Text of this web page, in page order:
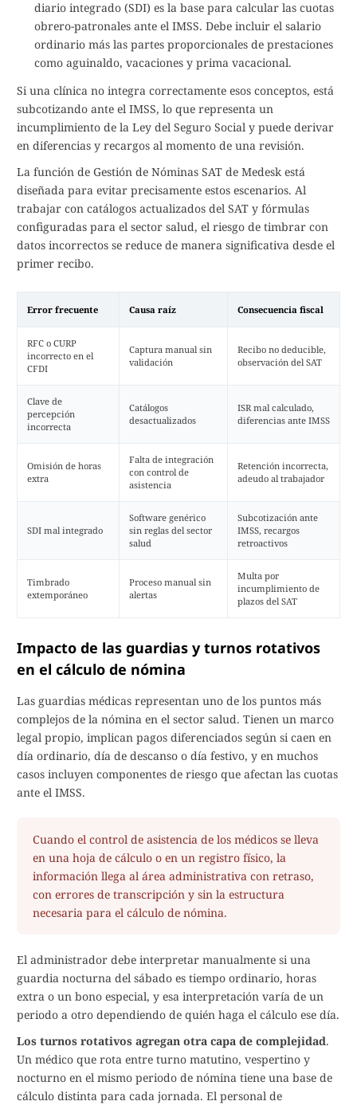
diario integrado (SDI) es la base para calcular las cuotas
obrero-patronales ante el IMSS. Debe incluir el salario
ordinario más las partes proporcionales de prestaciones
como aguinaldo, vacaciones y prima vacacional.
Si una clínica no integra correctamente esos conceptos, está
subcotizando ante el IMSS, lo que representa un
incumplimiento de la Ley del Seguro Social y puede derivar
en diferencias y recargos al momento de una revisión.
La función de Gestión de Nóminas SAT de Medesk está
diseñada para evitar precisamente estos escenarios. Al
trabajar con catálogos actualizados del SAT y fórmulas
configuradas para el sector salud, el riesgo de timbrar con
datos incorrectos se reduce de manera significativa desde el
primer recibo.
Error frecuente Causa raíz Consecuencia fiscal
RFC o CURP
incorrecto en el
CFDI
Captura manual sin
validación
Recibo no deducible,
observación del SAT
Clave de
percepción
incorrecta
Catálogos
desactualizados
ISR mal calculado,
diferencias ante IMSS
Omisión de horas
extra
Falta de integración
con control de
asistencia
Retención incorrecta,
adeudo al trabajador
SDI mal integrado
Software genérico
sin reglas del sector
salud
Subcotización ante
IMSS, recargos
retroactivos
Timbrado
extemporáneo
Proceso manual sin
alertas
Multa por
incumplimiento de
plazos del SAT
Impacto de las guardias y turnos rotativos
en el cálculo de nómina
Las guardias médicas representan uno de los puntos más
complejos de la nómina en el sector salud. Tienen un marco
legal propio, implican pagos diferenciados según si caen en
día ordinario, día de descanso o día festivo, y en muchos
casos incluyen componentes de riesgo que afectan las cuotas
ante el IMSS.
Cuando el control de asistencia de los médicos se lleva
en una hoja de cálculo o en un registro físico, la
información llega al área administrativa con retraso,
con errores de transcripción y sin la estructura
necesaria para el cálculo de nómina.
El administrador debe interpretar manualmente si una
guardia nocturna del sábado es tiempo ordinario, horas
extra o un bono especial, y esa interpretación varía de un
periodo a otro dependiendo de quién haga el cálculo ese día.
Los turnos rotativos agregan otra capa de complejidad.
Un médico que rota entre turno matutino, vespertino y
nocturno en el mismo periodo de nómina tiene una base de
cálculo distinta para cada jornada. El personal de